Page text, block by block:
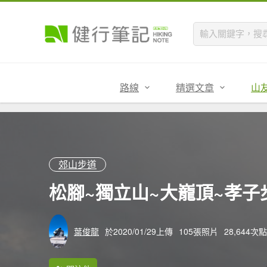
路線 精選文章 山
郊山步道
松腳~獨立山~大巃頂~孝
葉俊龍 於2020/01/29上傳 105張照片 28,644次